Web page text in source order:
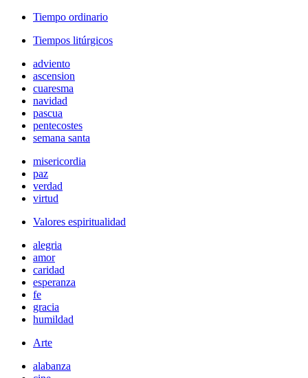
Tiempo ordinario
Tiempos litúrgicos
adviento
ascension
cuaresma
navidad
pascua
pentecostes
semana santa
misericordia
paz
verdad
virtud
Valores espiritualidad
alegria
amor
caridad
esperanza
fe
gracia
humildad
Arte
alabanza